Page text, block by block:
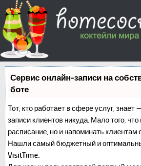
Сервис онлайн-записи на
боте
Тот, кто работает в сфере услуг, знает
записи клиентов никуда. Мало того,
расписание, но и напоминать клиентам
Нашли самый бюджетный и
VisitTime.